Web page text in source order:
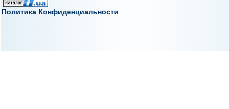
Политика Конфиденциальности